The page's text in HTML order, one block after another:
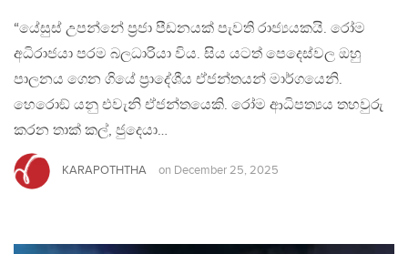
“යේසුස් උපන්නේ ප්‍රජා පීඩනයක් පැවති රාජ්‍යයකයි. රෝම
අධිරාජයා පරම බලධාරියා විය. සිය යටත් පෙදෙස්වල ඔහු
පාලනය ගෙන ගියේ ප්‍රාදේශීය ඒජන්තයන් මාර්ගයෙනි.
හෙරොඞ් යනු එවැනි ඒජන්තයෙකි. රෝම ආධිපත්‍යය තහවුරු
කරන තාක් කල්, ජුදෙයා…
KARAPOTHTHA on December 25, 2025